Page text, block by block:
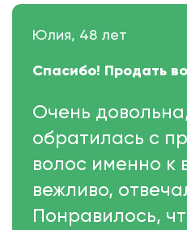
Юлия, 48 лет
Спасибо! Продать
Очень
обратилась с
волос именно
вежливо,
Понравилось,